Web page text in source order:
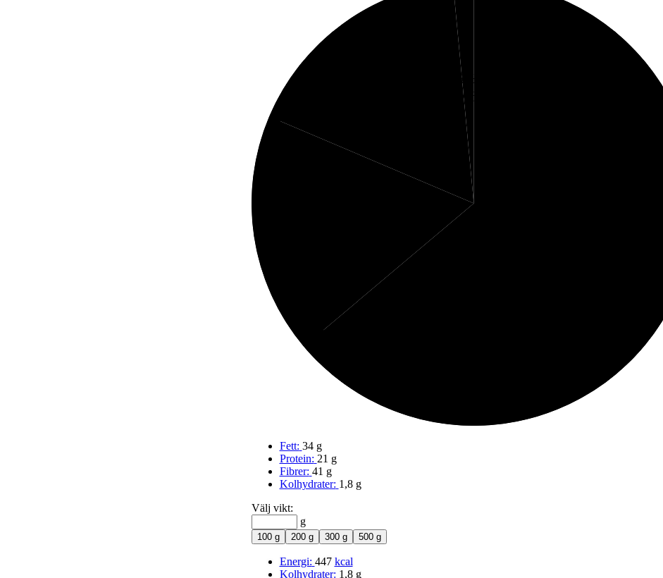
2%
Kolhydrater
Fett: 34 g
Protein: 21 g
Fibrer: 41 g
Kolhydrater: 1,8 g
Välj vikt:
g
100 g 200 g 300 g 500 g
Energi: 447 kcal
Kolhydrater: 1,8 g